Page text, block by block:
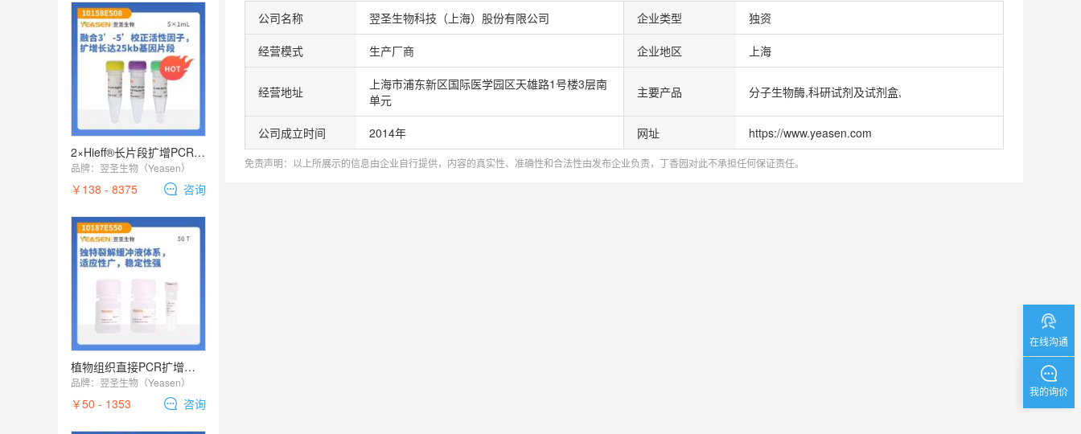
2×Hieff®长片段扩增PCR预混液( Ultra-Long PCR Master Mix)
品牌： 翌圣生物（Yeasen）
￥138 - 8375 咨询
植物组织直接PCR扩增试剂盒(Plant Tissue PCR Kit)
品牌： 翌圣生物（Yeasen）
￥50 - 1353 咨询
公司名称 翌圣生物科技（上海）股份有限公司 企业类型 独资
经营模式 生产厂商 企业地区 上海
经营地址
上海市浦东新区国际医学园区天雄路1号楼3层南
单元
主要产品 分子生物酶,科研试剂及试剂盒,
公司成立时间 2014年 网址 https://www.yeasen.com
免责声明：以上所展示的信息由企业自行提供，内容的真实性、准确性和合法性由发布企业负责，丁香园对此不承担任何保证责任。
在线沟通
我的询价